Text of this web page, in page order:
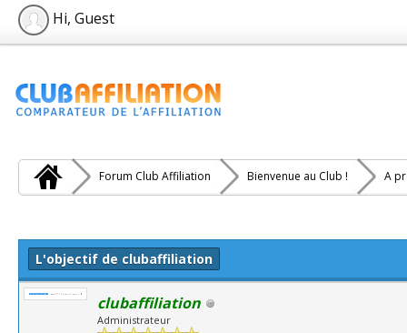
Hi, Guest
Forum Club Affiliation Bienvenue au Club ! A
L'objectif de clubaffiliation
clubaffiliation
Administrateur